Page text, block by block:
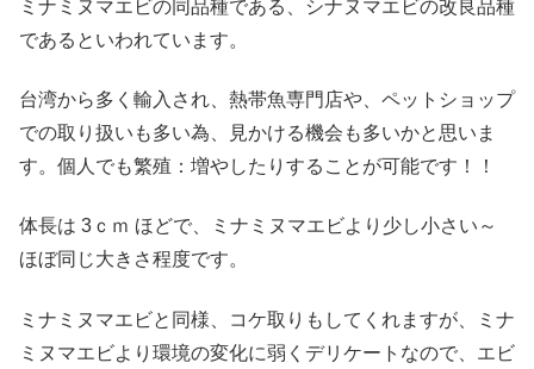
ミナミヌマエビの同品種である、シナヌマエビの改良品種
であるといわれています。
台湾から多く輸入され、熱帯魚専門店や、ペットショップ
での取り扱いも多い為、見かける機会も多いかと思いま
す。個人でも繁殖：増やしたりすることが可能です！！
体長は 3ｃｍ ほどで、ミナミヌマエビより少し小さい～
ほぼ同じ大きさ程度です。
ミナミヌマエビと同様、コケ取りもしてくれますが、ミナ
ミヌマエビより環境の変化に弱くデリケートなので、エビ